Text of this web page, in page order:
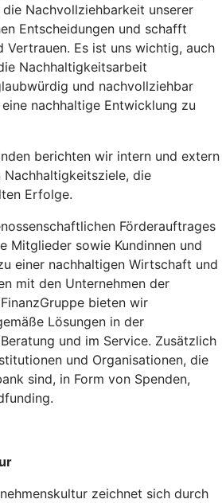
Nachvollziehbarkeit unserer
Entscheidungen und schafft
Vertrauen. Es ist uns wichtig, auch
Nachhaltigkeitsarbeit
und nachvollziehbar
nachhaltige Entwicklung zu
berichten wir intern und extern
die
Erfolge.
Förderauftrages
Mitglieder sowie Kundinnen und
einer nachhaltigen Wirtschaft und
mit den Unternehmen der
bieten wir
Lösungen in der
und im Service. Zusätzlich
und Organisationen, die
sind, in Form von Spenden,
zeichnet sich durch